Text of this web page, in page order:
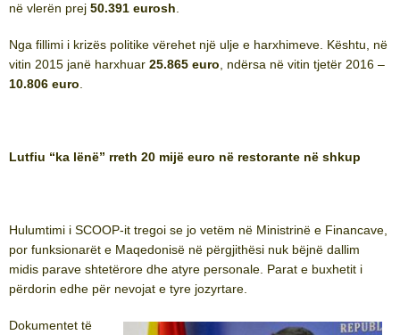
në vlerën prej 50.391 eurosh
Nga fillimi i krizës politike vërehet një ulje e harxhimeve. Kështu, në
vitin 2015 janë harxhuar 25.865 euro , ndërsa në vitin tjetër 2016 –
10.806 euro
Lutfiu “ka lënë” rreth 20 mijë euro në restorante në shkup
Hulumtimi i SCOOP-it tregoi se jo vetëm në Ministrinë e Financave,
por funksionarët e Maqedonisë në përgjithësi nuk bëjnë dallim
midis parave shtetërore dhe atyre personale. Parat e buxhetit i
përdorin edhe për nevojat e tyre jozyrtare.
Dokumentet të